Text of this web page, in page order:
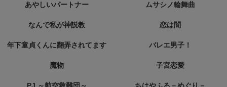
あやしいパートナー ムサシノ輪舞曲
なんで私が神説教 恋は闇
年下童貞くんに翻弄されてます バレエ男子！
魔物 子宮恋愛